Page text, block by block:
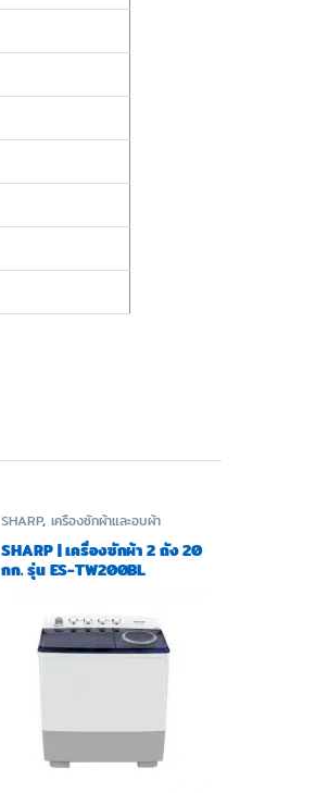
SHARP, เครื่องซักผ้าและอบผ้า
SHARP | เครื่องซักผ้า 2 ถัง 20
กก. รุ่น ES-TW200BL